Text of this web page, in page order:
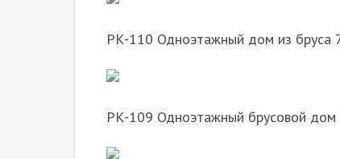
РК-110 Одноэтажный дом из бруса
РК-109 Одноэтажный брусовой дом